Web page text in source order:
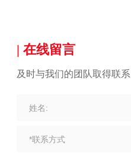
| 在线留言
及时与我们的团队取得联